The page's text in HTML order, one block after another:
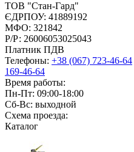
ТОВ "Стан-Гард"
ЄДРПОУ: 41889192
МФО: 321842
Р/Р: 26006053025043
Платник ПДВ
Телефоны: +38 (067) 723-46-64
169-46-64
Время работы:
Пн-Пт: 09:00-18:00
Сб-Вс: выходной
Схема проезда:
Каталог